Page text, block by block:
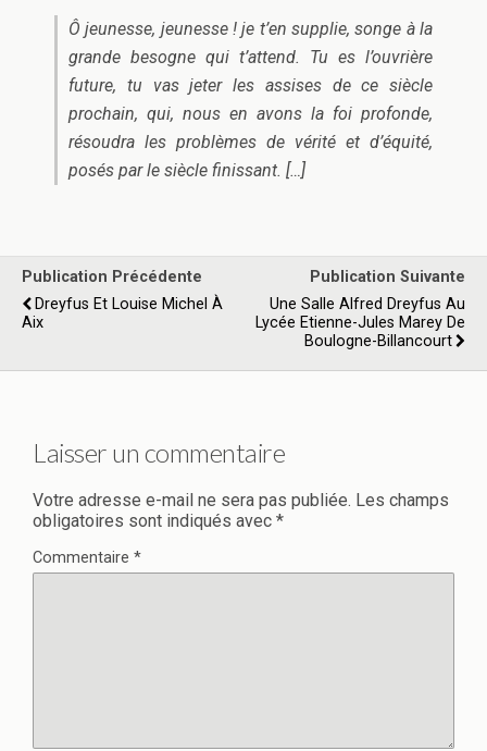
Ô jeunesse, jeunesse ! je t’en supplie, songe à la
grande besogne qui t’attend. Tu es l’ouvrière
future, tu vas jeter les assises de ce siècle
prochain, qui, nous en avons la foi profonde,
résoudra les problèmes de vérité et d’équité,
posés par le siècle finissant. […]
Publication Précédente
Dreyfus Et Louise Michel À
Aix
Publication Suivante
Une Salle Alfred Dreyfus Au
Lycée Etienne-Jules Marey De
Boulogne-Billancourt
Laisser un commentaire
Votre adresse e-mail ne sera pas publiée. Les champs
obligatoires sont indiqués avec *
Commentaire *